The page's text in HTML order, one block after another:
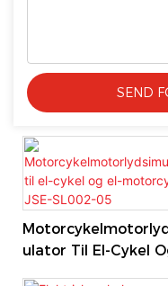
SEND
Ulator Til El-Cykel